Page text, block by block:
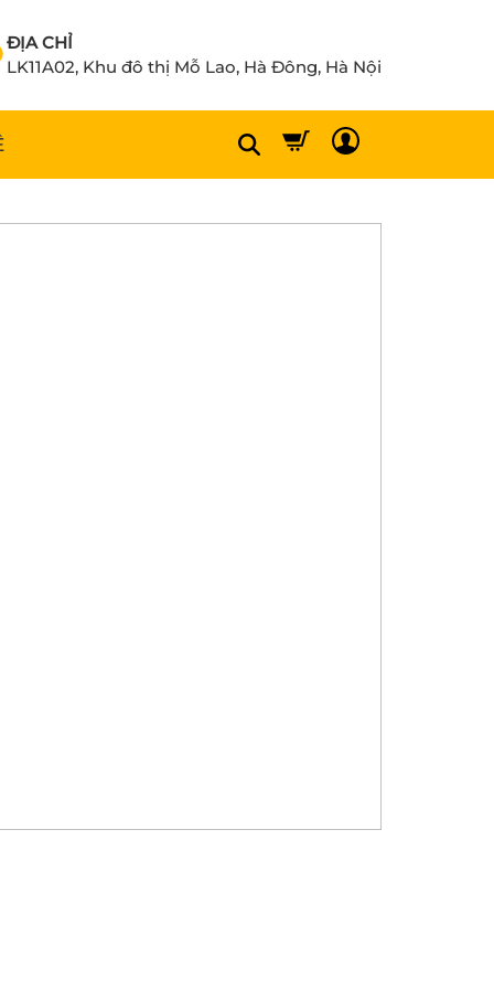
ĐỊA CHỈ
LK11A02, Khu đô thị Mỗ Lao, Hà Đông, Hà Nội